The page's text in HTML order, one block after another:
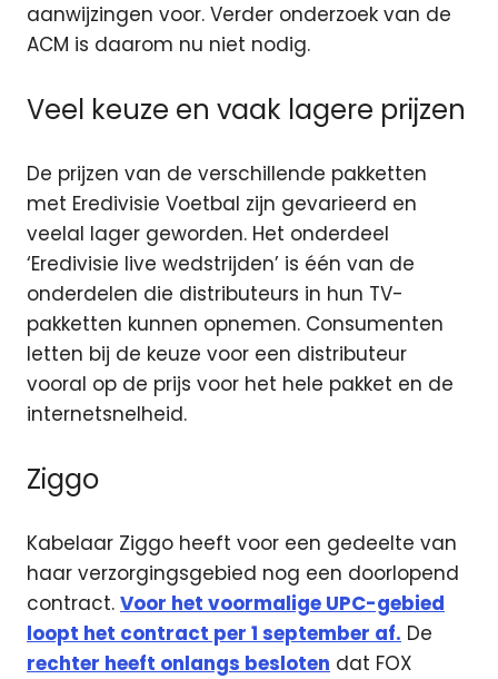
aanwijzingen voor. Verder onderzoek van de
ACM is daarom nu niet nodig.
Veel keuze en vaak lagere prijzen
De prijzen van de verschillende pakketten
met Eredivisie Voetbal zijn gevarieerd en
veelal lager geworden. Het onderdeel
‘Eredivisie live wedstrijden’ is één van de
onderdelen die distributeurs in hun TV-
pakketten kunnen opnemen. Consumenten
letten bij de keuze voor een distributeur
vooral op de prijs voor het hele pakket en de
internetsnelheid.
Ziggo
Kabelaar Ziggo heeft voor een gedeelte van
haar verzorgingsgebied nog een doorlopend
contract. Voor het voormalige UPC-gebied
loopt het contract per 1 september af. De
rechter heeft onlangs besloten dat FOX